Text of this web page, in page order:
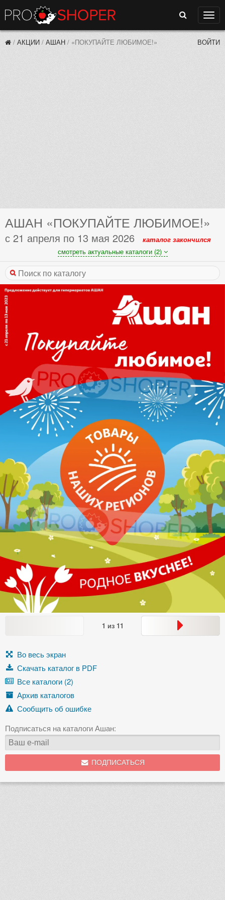
Поиск
/ АКЦИИ / АШАН / «ПОКУПАЙТЕ ЛЮБИМОЕ!» ВОЙТИ
АШАН «ПОКУПАЙТЕ ЛЮБИМОЕ!»
с 21 апреля по 13 мая 2026
каталог закончился
смотреть актуальные каталоги (2)
1 из 11
Во весь экран
Скачать каталог в PDF
Все каталоги (2)
Архив каталогов
Сообщить об ошибке
Подписаться на каталоги Ашан:
ПОДПИСАТЬСЯ